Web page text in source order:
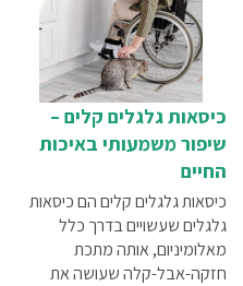
כיסאות גלגלים קלים –
שיפור משמעותי באיכות
החיים
כיסאות גלגלים קלים הם כיסאות
גלגלים שעשויים בדרך כלל
מאלומיניום, אותה מתכת
חזקה-אבל-קלה שעושה את